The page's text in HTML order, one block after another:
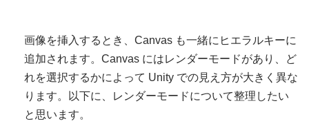
画像を挿入するとき、Canvas も一緒にヒエラルキーに
追加されます。Canvas にはレンダーモードがあり、ど
れを選択するかによって Unity での見え方が大きく異な
ります。以下に、レンダーモードについて整理したい
と思います。